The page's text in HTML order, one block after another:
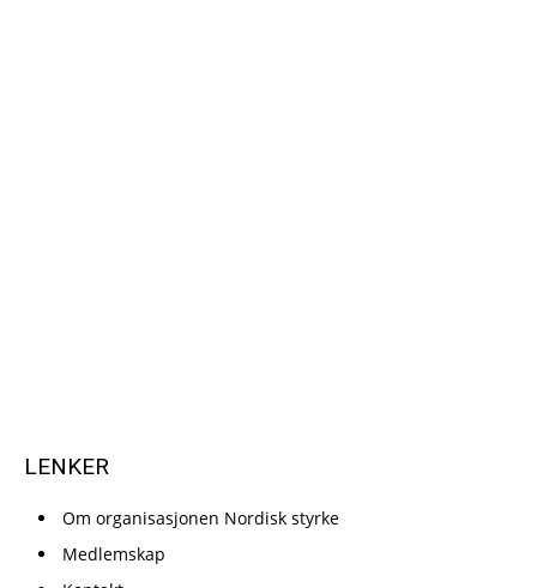
LENKER
Om organisasjonen Nordisk styrke
Medlemskap